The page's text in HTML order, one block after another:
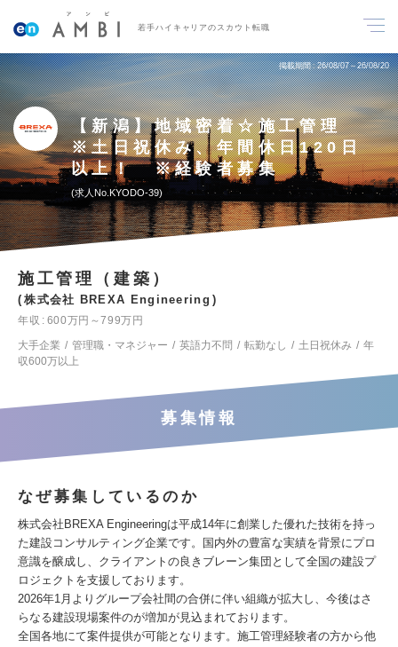
若手ハイキャリアのスカウト転職
掲載期間 26/08/07～26/08/20
【新潟】地域密着☆施工管理
※土日祝休み、年間休日120日
以上！ ※経験者募集
求人No.KYODO-39
施工管理（建築）
株式会社 BREXA Engineering
年収
600万円～799万円
大手企業
管理職・マネジャー 英語力不問 転勤なし 土日祝休み
年
収600万以上
募集情報
なぜ募集しているのか
株式会社BREXA Engineeringは平成14年に創業した優れた技術を持っ
た建設コンサルティング企業です。国内外の豊富な実績を背景にプロ
意識を醸成し、クライアントの良きブレーン集団として全国の建設プ
ロジェクトを支援しております。
2026年1月よりグループ会社間の合併に伴い組織が拡大し、今後はさ
らなる建設現場案件のが増加が見込まれております。
全国各地にて案件提供が可能となります。施工管理経験者の方から他